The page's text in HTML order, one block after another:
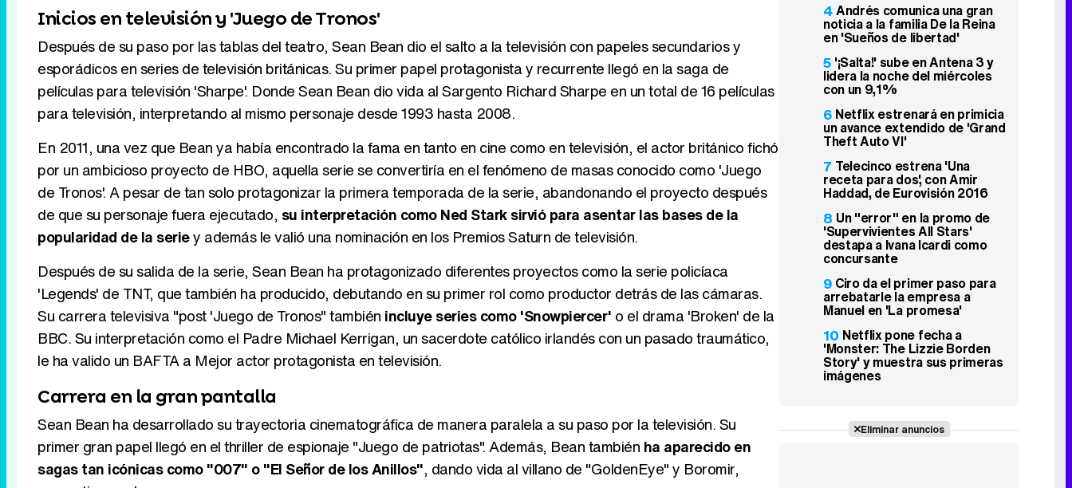
Inicios en televisión y 'Juego de Tronos'
Después de su paso por las tablas del teatro, Sean Bean dio el salto a la televisión con papeles secundarios y
esporádicos en series de televisión británicas. Su primer papel protagonista y recurrente llegó en la saga de
películas para televisión 'Sharpe'. Donde Sean Bean dio vida al Sargento Richard Sharpe en un total de 16 películas
para televisión, interpretando al mismo personaje desde 1993 hasta 2008.
En 2011, una vez que Bean ya había encontrado la fama en tanto en cine como en televisión, el actor británico fichó
por un ambicioso proyecto de HBO, aquella serie se convertiría en el fenómeno de masas conocido como 'Juego
de Tronos'. A pesar de tan solo protagonizar la primera temporada de la serie, abandonando el proyecto después
de que su personaje fuera ejecutado, su interpretación como Ned Stark sirvió para asentar las bases de la
popularidad de la seriey además le valió una nominación en los Premios Saturn de televisión.
Después de su salida de la serie, Sean Bean ha protagonizado diferentes proyectos como la serie policíaca
'Legends' de TNT, que también ha producido, debutando en su primer rol como productor detrás de las cámaras.
Su carrera televisiva "post 'Juego de Tronos" también incluye series como 'Snowpiercer' o el drama 'Broken' de la
BBC. Su interpretación como el Padre Michael Kerrigan, un sacerdote católico irlandés con un pasado traumático,
le ha valido un BAFTA a Mejor actor protagonista en televisión.
Carrera en la gran pantalla
Sean Bean ha desarrollado su trayectoria cinematográfica de manera paralela a su paso por la televisión. Su
primer gran papel llegó en el thriller de espionaje "Juego de patriotas". Además, Bean también ha aparecido en
sagas tan icónicas como "007" o "El Señor de los Anillos", dando vida al villano de "GoldenEye" y Boromir,
4Andrés comunica una gran
noticia a la familia De la Reina
en 'Sueños de libertad'
5 '¡Salta!' sube en Antena 3 y
lidera la noche del miércoles
con un 9,1%
6 Netflix estrenará en primicia
un avance extendido de 'Grand
Theft Auto VI'
7 Telecinco estrena 'Una
receta para dos', con Amir
Haddad, de Eurovisión 2016
8 Un "error" en la promo de
'Supervivientes All Stars'
destapa a Ivana Icardi como
concursante
9 Ciro da el primer paso para
arrebatarle la empresa a
Manuel en 'La promesa'
10 Netflix pone fecha a
'Monster: The Lizzie Borden
Story' y muestra sus primeras
imágenes
Eliminar anuncios